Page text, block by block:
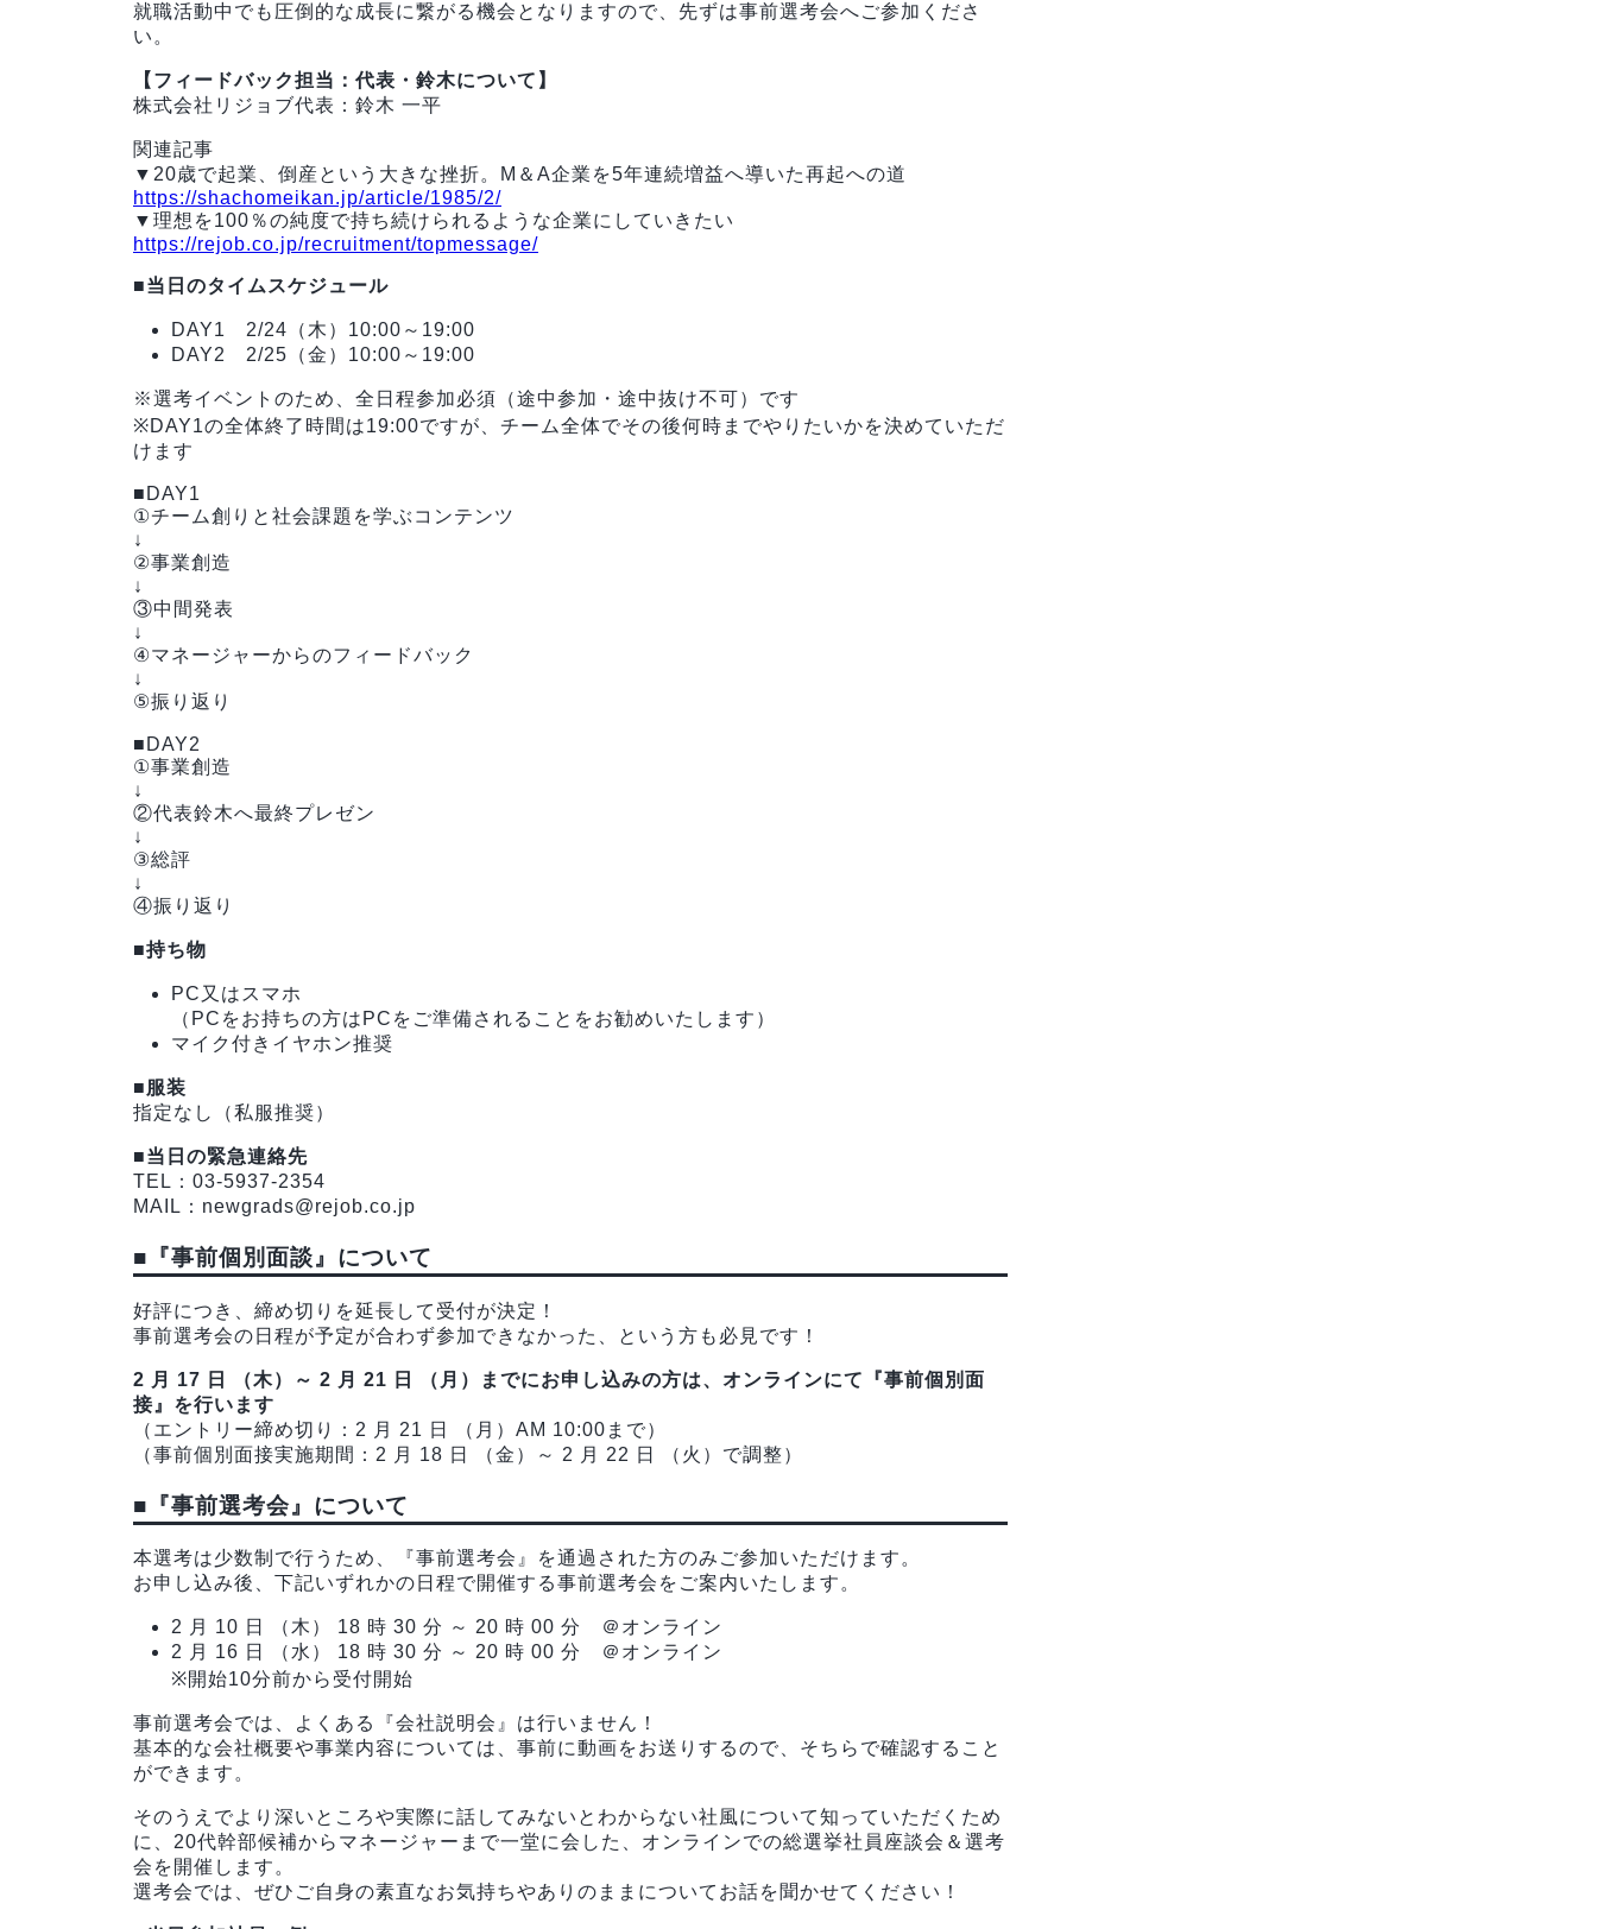
就職活動中でも圧倒的な成長に繋がる機会となりますので、先ずは事前選考会へご参加くださ
い。
【フィードバック担当：代表・鈴木について】
株式会社リジョブ代表：鈴木 一平
関連記事
▼20歳で起業、倒産という大きな挫折。M＆A企業を5年連続増益へ導いた再起への道
https://shachomeikan.jp/article/1985/2/
▼理想を100％の純度で持ち続けられるような企業にしていきたい
https://rejob.co.jp/recruitment/topmessage/
■当日のタイムスケジュール
DAY1 2/24（木）10:00～19:00
DAY2 2/25（金）10:00～19:00
※選考イベントのため、全日程参加必須（途中参加・途中抜け不可）です
※DAY1の全体終了時間は19:00ですが、チーム全体でその後何時までやりたいかを決めていただ
けます
■DAY1
①チーム創りと社会課題を学ぶコンテンツ
↓
②事業創造
↓
③中間発表
↓
④マネージャーからのフィードバック
↓
⑤振り返り
■DAY2
①事業創造
↓
②代表鈴木へ最終プレゼン
↓
③総評
↓
④振り返り
■持ち物
PC又はスマホ
（PCをお持ちの方はPCをご準備されることをお勧めいたします）
マイク付きイヤホン推奨
■服装
指定なし（私服推奨）
■当日の緊急連絡先
TEL：03-5937-2354
MAIL：newgrads@rejob.co.jp
■『事前個別面談』について
好評につき、締め切りを延長して受付が決定！
事前選考会の日程が予定が合わず参加できなかった、という方も必見です！
2 月 17 日 （木）～ 2 月 21 日 （月）までにお申し込みの方は、オンラインにて『事前個別面
接』を行います
（エントリー締め切り：2 月 21 日 （月）AM 10:00まで）
（事前個別面接実施期間：2 月 18 日 （金）～ 2 月 22 日 （火）で調整）
■『事前選考会』について
本選考は少数制で行うため、『事前選考会』を通過された方のみご参加いただけます。
お申し込み後、下記いずれかの日程で開催する事前選考会をご案内いたします。
2 月 10 日 （木） 18 時 30 分 ～ 20 時 00 分 ＠オンライン
2 月 16 日 （水） 18 時 30 分 ～ 20 時 00 分 ＠オンライン
※開始10分前から受付開始
事前選考会では、よくある『会社説明会』は行いません！
基本的な会社概要や事業内容については、事前に動画をお送りするので、そちらで確認すること
ができます。
そのうえでより深いところや実際に話してみないとわからない社風について知っていただくため
に、20代幹部候補からマネージャーまで一堂に会した、オンラインでの総選挙社員座談会＆選考
会を開催します。
選考会では、ぜひご自身の素直なお気持ちやありのままについてお話を聞かせてください！